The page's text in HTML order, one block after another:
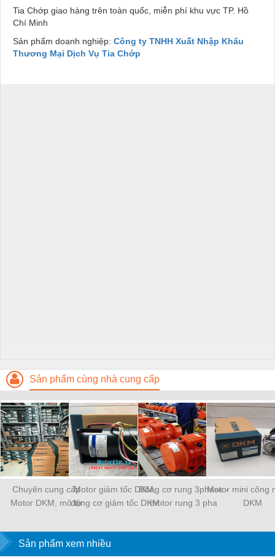
Tia Chớp giao hàng trên toàn quốc, miễn phí khu vực TP. Hồ
Chí Minh
Sản phẩm doanh nghiệp: Công ty TNHH Xuất Nhập Khẩu
Thương Mại Dịch Vụ Tia Chớp
Sản phẩm cùng nhà cung cấp
Chuyên cung cấp
Motor DKM, mô tơ
Quốc
Motor giảm tốc DKM,
động cơ giảm tốc DKM
Đông cơ rung 3phase -
motor rung 3 pha
Motor mini công
DKM
Sản phẩm xem nhiều